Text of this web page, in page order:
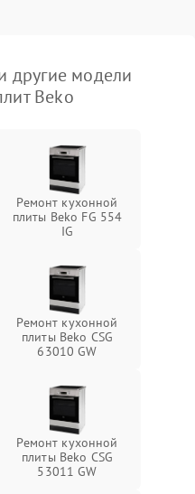
другие модели
Beko
Ремонт кухонной
плиты Beko FG 554
IG
Ремонт кухонной
плиты Beko CSG
63010 GW
Ремонт кухонной
плиты Beko CSG
53011 GW